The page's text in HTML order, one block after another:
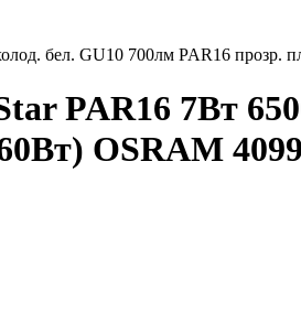
бел. GU10 700лм PAR16 прозр.
PAR16 7Вт
OSRAM